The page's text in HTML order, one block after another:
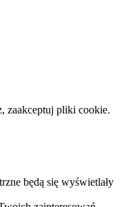
zaakceptuj pliki cookie.
będą się wyświetlały